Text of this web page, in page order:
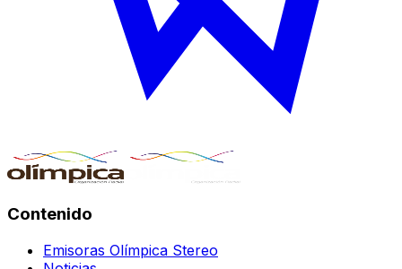
Contenido
Emisoras Olímpica Stereo